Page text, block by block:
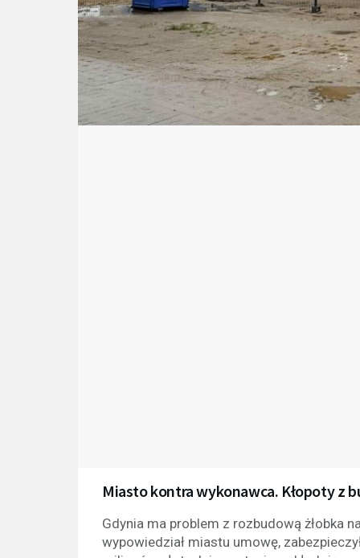
Miasto kontra wykonawca. Kłopoty z
Gdynia ma problem z rozbudową żłobka
wypowiedział miastu umowę,